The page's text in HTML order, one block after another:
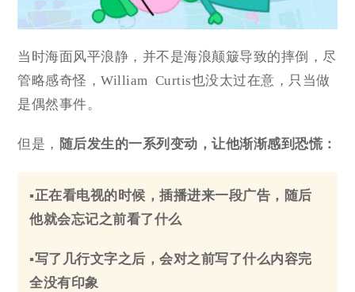
当时海面风平浪静，并不是海浪颠簸导致的摔倒，尽
管略感奇怪，William Curtis也没太过在意，只当做
是偶然事件。
但是， 随后发生的一系列变动，让他渐渐感到恐慌：
▪正在看电视的时候，插播进来一段广告，随后
他就会忘记之前看了什么
▪写了几行文字之后，会对之前写了什么内容完
全没有印象